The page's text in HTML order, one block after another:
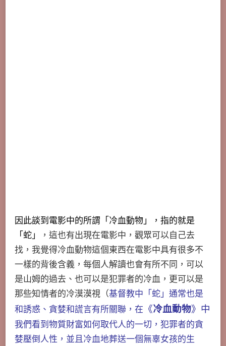
因此談到電影中的所謂「冷血動物」，指的就是
「蛇」
，這也有出現在電影中，觀眾可以自己去
找，我覺得冷血動物這個東西在電影中具有很多不
一樣的背後含義，每個人解讀也會有所不同，可以
是山姆的過去、也可以是犯罪者的冷血，更可以是
那些知情者的冷漠漠視（基督教中「蛇」通常也是
和誘惑、貪婪和謊言有所關聯，在 《冷血動物》中
我們看到物質財富如何取代人的一切，犯罪者的貪
婪壓倒人性，並且冷血地葬送一個無辜女孩的生